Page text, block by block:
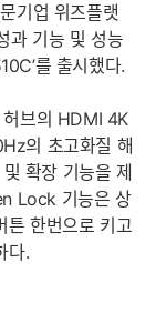
기업 위즈플랫
과 기능 및 성능
를 출시했다.
허브의 HDMI 4K
의 초고화질 해
확장 기능을 제
Lock 기능은 상
튼 한번으로 키고
다.